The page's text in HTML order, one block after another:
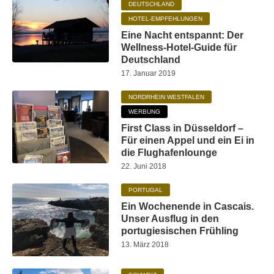
DEUTSCHLAND
HOTEL-EMPFEHLUNGEN
Eine Nacht entspannt: Der
Wellness-Hotel-Guide für
Deutschland
17. Januar 2019
NORDRHEIN WESTFALEN
WERBUNG
First Class in Düsseldorf –
Für einen Appel und ein Ei in
die Flughafenlounge
22. Juni 2018
PORTUGAL
Ein Wochenende in Cascais.
Unser Ausflug in den
portugiesischen Frühling
13. März 2018